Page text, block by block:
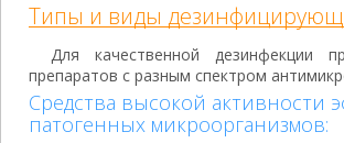
Типы и виды
Для качественной дезинфекции
препаратов с разным спектром
Средства высокой
патогенных микроорганизмов: